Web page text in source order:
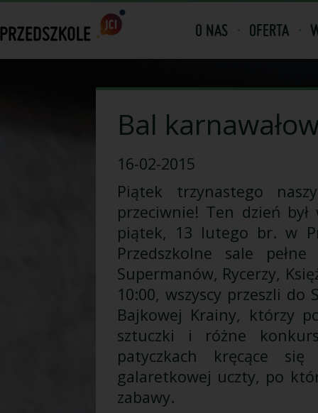
O NAS OFERTA
Bal
16-02-2015
Piątek trzynastego
przeciwnie! Ten dzień
piątek, 13 lutego br. w
Przedszkolne sale
Supermanów, Rycerzy,
10:00, wszyscy przeszli do
Bajkowej Krainy, którzy
sztuczki i różne
patyczkach kręcące
galaretkowej uczty, po
zabawy.